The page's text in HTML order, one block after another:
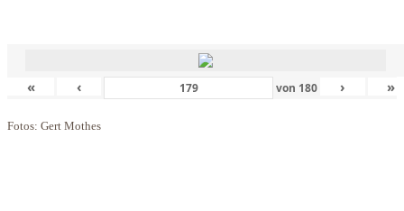
« ‹ von 180 › »
Fotos: Gert Mothes